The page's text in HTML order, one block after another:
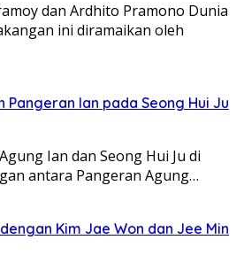
dan Ardhito Pramono Dunia
ini diramaikan oleh
Pangeran Ian pada Seong Hui Ju
Ian dan Seong Hui Ju di
antara Pangeran Agung…
Kim Jae Won dan Jee Min